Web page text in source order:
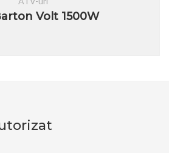
Volt 1500W